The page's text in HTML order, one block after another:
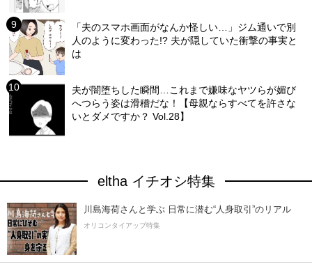
「夫のスマホ画面がなんか怪しい…」ジム通いで別
人のように変わった!? 夫が隠していた衝撃の事実と
は
夫が闇堕ちした瞬間…これまで嫌味なヤツらが媚び
へつらう姿は滑稽だな！【母親ならすべてを許さな
いとダメですか？ Vol.28】
eltha イチオシ特集
川島海荷さんと学ぶ 日常に潜む“人身取引”のリアル
オリコンタイアップ特集